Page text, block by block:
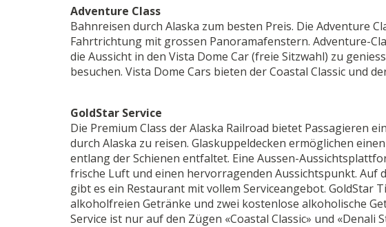
Adventure Class
Bahnreisen durch Alaska zum besten Preis. Die Adventure
Fahrtrichtung mit grossen Panoramafenstern. Adventure-
die Aussicht in den Vista Dome Car (freie Sitzwahl) zu
besuchen. Vista Dome Cars bieten der Coastal Classic und
GoldStar Service
Die Premium Class der Alaska Railroad bietet Passagieren
durch Alaska zu reisen. Glaskuppeldecken ermöglichen
entlang der Schienen entfaltet. Eine Aussen-
frische Luft und einen hervorragenden Aussichtspunkt. Auf
gibt es ein Restaurant mit vollem Serviceangebot. GoldStar
alkoholfreien Getränke und zwei kostenlose alkoholische
Service ist nur auf den Zügen «Coastal Classic» und «Denali